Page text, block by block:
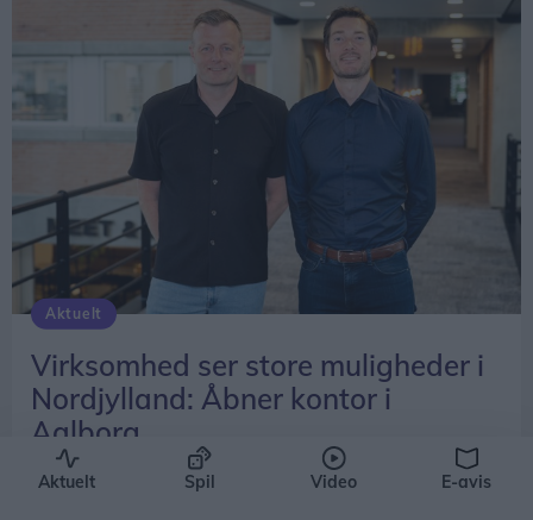
Aktuelt
Virksomhed ser store muligheder i
Nordjylland: Åbner kontor i
Aalborg
Frederikke Haandbæk Henriksen
Aktuelt Spil Video E-avis